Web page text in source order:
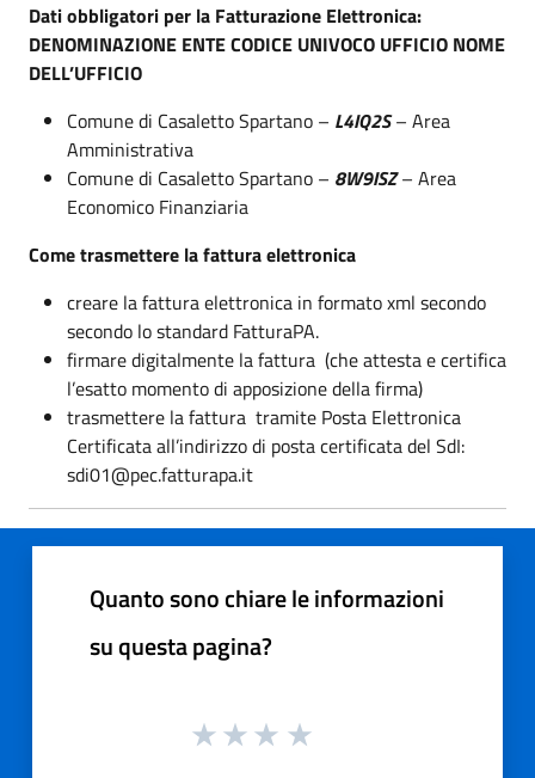
Dati obbligatori per la Fatturazione Elettronica:
DENOMINAZIONE ENTE CODICE UNIVOCO UFFICIO NOME
DELL’UFFICIO
Comune di Casaletto Spartano – L4IQ2S– Area
Amministrativa
Comune di Casaletto Spartano – 8W9ISZ– Area
Economico Finanziaria
Come trasmettere la fattura elettronica
creare la fattura elettronica in formato xml secondo
secondo lo standard FatturaPA.
firmare digitalmente la fattura (che attesta e certifica
l’esatto momento di apposizione della firma)
trasmettere la fattura tramite Posta Elettronica
Certificata all’indirizzo di posta certificata del SdI:
sdi01@pec.fatturapa.it
Quanto sono chiare le informazioni
su questa pagina?